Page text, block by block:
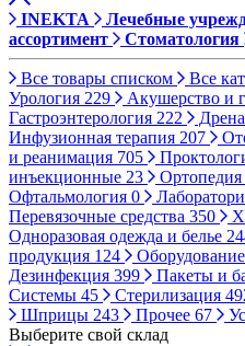
INEKTA Лечебные
ассортимент
Стоматология
Все товары списком Все
Урология 229 Акушерство и
Гастроэнтерология 222
Инфузионная терапия 207
и реанимация 705
инъекционные 23 Ортопедия
Офтальмология 0
Перевязочные средства 350
Одноразовая одежда и белье
продукция 124 Оборудование
Дезинфекция 399 Пакеты и
Системы 45 Стерилизация
Шприцы 243 Прочее 67
Выберите свой склад